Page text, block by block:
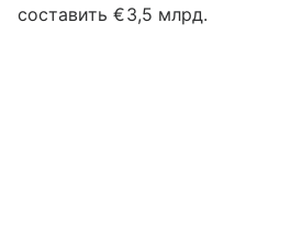
составить €3,5 млрд.